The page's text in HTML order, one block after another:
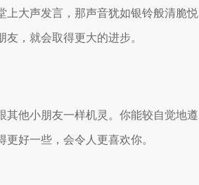
大声发言，那声音犹如银铃般清脆悦
，就会取得更大的进步。
他小朋友一样机灵。你能较自觉地遵
好一些，会令人更喜欢你。